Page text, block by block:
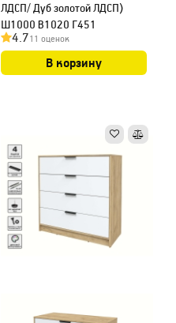
ЛДСП/ Дуб золотой ЛДСП)
Ш1000 В1020 Г451
4.711 оценок
В корзину